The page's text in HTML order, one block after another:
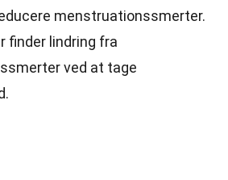
menstruationssmerter.
finder lindring fra
ved at tage